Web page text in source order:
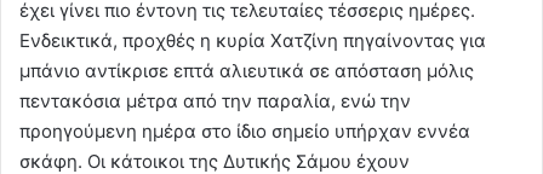
έχει γίνει πιο έντονη τις τελευταίες τέσσερις ημέρες.
Ενδεικτικά, προχθές η κυρία Χατζίνη πηγαίνοντας για
μπάνιο αντίκρισε επτά αλιευτικά σε απόσταση μόλις
πεντακόσια μέτρα από την παραλία, ενώ την
προηγούμενη ημέρα στο ίδιο σημείο υπήρχαν εννέα
σκάφη. Οι κάτοικοι της Δυτικής Σάμου έχουν